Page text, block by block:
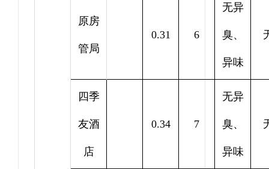
原房
管局
0.31 6
无异
臭、
异味
四季
友酒
店
0.34 7
无异
臭、
异味